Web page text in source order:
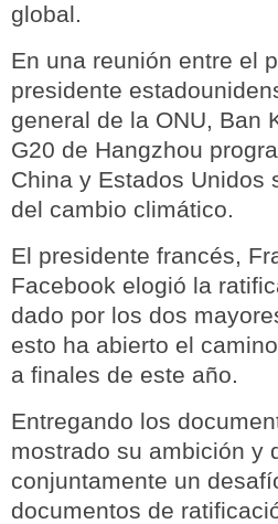
global.
En una reunión entre el
presidente
general de la ONU, Ban
G20 de Hangzhou
China y Estados Unidos
del cambio climático.
El presidente francés,
Facebook elogió la
dado por los dos
esto ha abierto el
a finales de este año.
Entregando los
mostrado su ambición y
conjuntamente un
documentos de